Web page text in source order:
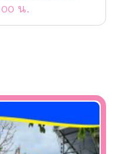
น.